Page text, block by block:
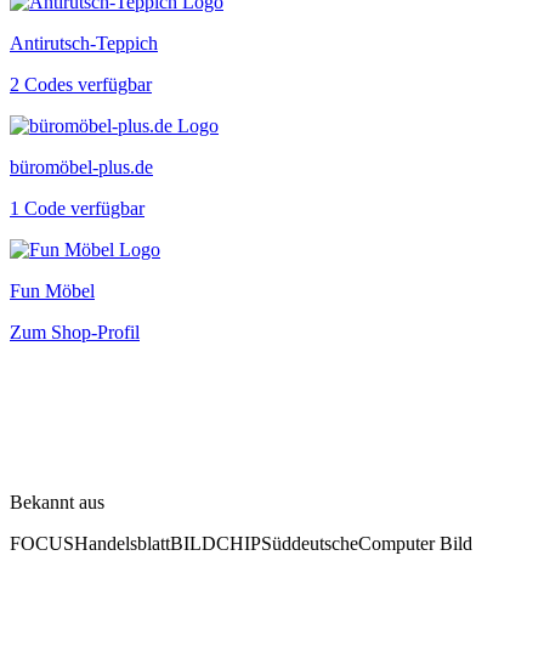
Antirutsch-Teppich
2 Codes verfügbar
büromöbel-plus.de
1 Code verfügbar
Fun Möbel
Zum Shop-Profil
Bekannt aus
FOCUSHandelsblattBILDCHIPSüddeutscheComputer Bild